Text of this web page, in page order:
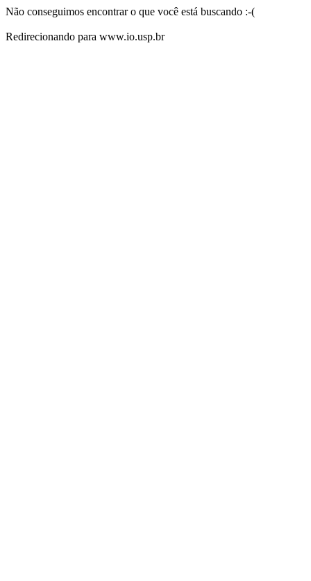
Não conseguimos encontrar o que você está buscando :-(
Redirecionando para www.io.usp.br